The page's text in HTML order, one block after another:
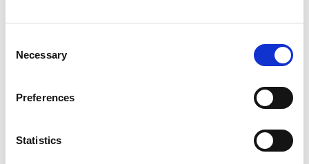
Selection
Necessary
Preferences
Statistics